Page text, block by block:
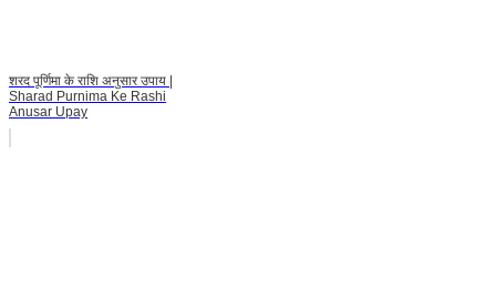
शरद पूर्णिमा के राशि अनुसार उपाय |
Sharad Purnima Ke Rashi
Anusar Upay